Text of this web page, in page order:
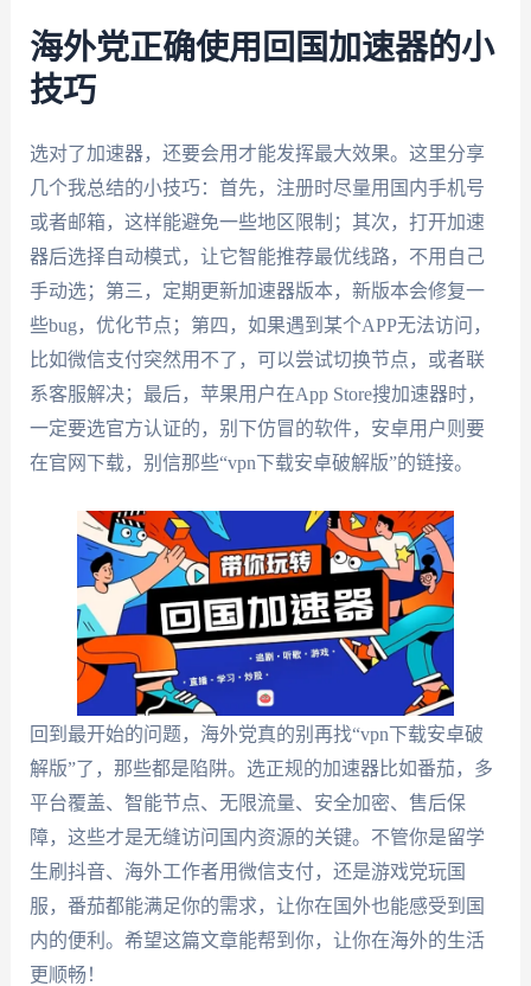
海外党正确使用回国加速器的小
技巧
选对了加速器，还要会用才能发挥最大效果。这里分享
几个我总结的小技巧：首先，注册时尽量用国内手机号
或者邮箱，这样能避免一些地区限制；其次，打开加速
器后选择自动模式，让它智能推荐最优线路，不用自己
手动选；第三，定期更新加速器版本，新版本会修复一
些bug，优化节点；第四，如果遇到某个APP无法访问，
比如微信支付突然用不了，可以尝试切换节点，或者联
系客服解决；最后，苹果用户在App Store搜加速器时，
一定要选官方认证的，别下仿冒的软件，安卓用户则要
在官网下载，别信那些“vpn下载安卓破解版”的链接。
回到最开始的问题，海外党真的别再找“vpn下载安卓破
解版”了，那些都是陷阱。选正规的加速器比如番茄，多
平台覆盖、智能节点、无限流量、安全加密、售后保
障，这些才是无缝访问国内资源的关键。不管你是留学
生刷抖音、海外工作者用微信支付，还是游戏党玩国
服，番茄都能满足你的需求，让你在国外也能感受到国
内的便利。希望这篇文章能帮到你，让你在海外的生活
更顺畅！